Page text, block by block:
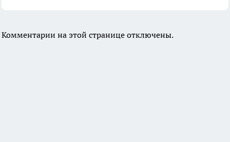
Комментарии на этой странице отключены.